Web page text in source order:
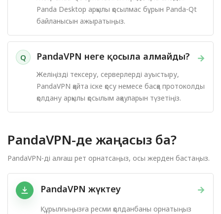
Panda Desktop арқылы қосылмас бұрын Panda-Qt
байланысын ажыратыңыз.
Q →
PandaVPN неге қосыла алмайды?
Желіңізді тексеру, серверлерді ауыстыру,
PandaVPN қайта іске қосу немесе басқа протоколды
қолдану арқылы қосылым ақауларын түзетіңіз.
PandaVPN-де жаңасыз ба?
PandaVPN-ді алғаш рет орнатсаңыз, осы жерден бастаңыз.
→
PandaVPN жүктеу
Құрылғыңызға ресми қолданбаны орнатыңыз